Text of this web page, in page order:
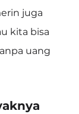
juga
kita bisa
uang